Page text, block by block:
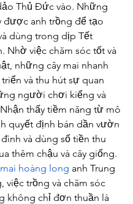
Thủ Đức vào. Những
được anh trồng để tạo
dùng trong dịp Tết
Nhờ việc chăm sóc tốt và
những cây mai nhanh
và thu hút sự quan
người chơi kiểng và
thấy tiềm năng từ mô
quyết định bán dần vườn
và dùng số tiền thu
thêm chậu và cây giống.
hoàng long anh Trung
việc trồng và chăm sóc
không chỉ đơn thuần là